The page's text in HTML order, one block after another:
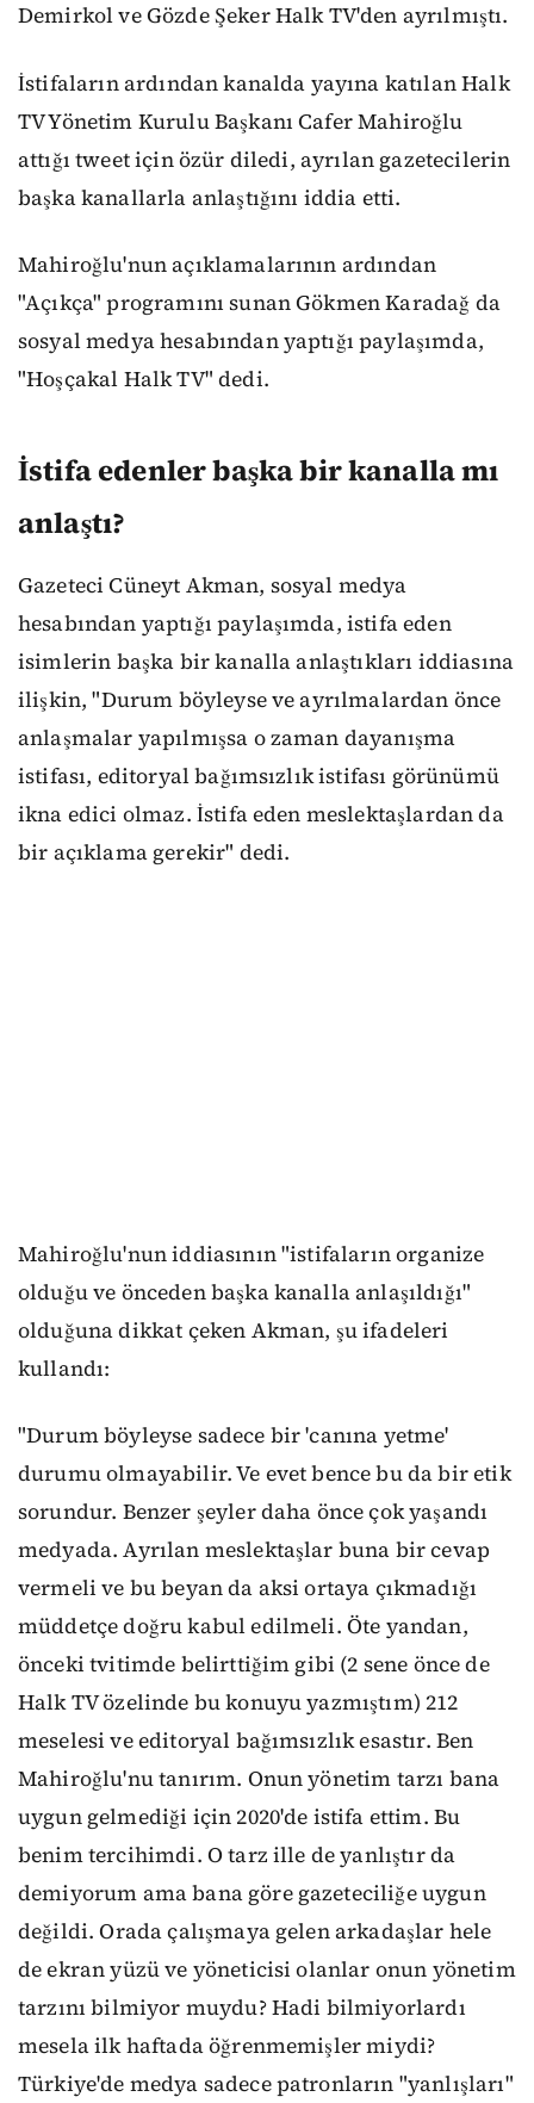
Demirkol ve Gözde Şeker Halk TV'den ayrılmıştı.
İstifaların ardından kanalda yayına katılan Halk
TV Yönetim Kurulu Başkanı Cafer Mahiroğlu
attığı tweet için özür diledi, ayrılan gazetecilerin
başka kanallarla anlaştığını iddia etti.
Mahiroğlu'nun açıklamalarının ardından
"Açıkça" programını sunan Gökmen Karadağ da
sosyal medya hesabından yaptığı paylaşımda,
"Hoşçakal Halk TV" dedi.
İstifa edenler başka bir kanalla mı
anlaştı?
Gazeteci Cüneyt Akman, sosyal medya
hesabından yaptığı paylaşımda, istifa eden
isimlerin başka bir kanalla anlaştıkları iddiasına
ilişkin, "Durum böyleyse ve ayrılmalardan önce
anlaşmalar yapılmışsa o zaman dayanışma
istifası, editoryal bağımsızlık istifası görünümü
ikna edici olmaz. İstifa eden meslektaşlardan da
bir açıklama gerekir" dedi.
Mahiroğlu'nun iddiasının "istifaların organize
olduğu ve önceden başka kanalla anlaşıldığı"
olduğuna dikkat çeken Akman, şu ifadeleri
kullandı:
"Durum böyleyse sadece bir 'canına yetme'
durumu olmayabilir. Ve evet bence bu da bir etik
sorundur. Benzer şeyler daha önce çok yaşandı
medyada. Ayrılan meslektaşlar buna bir cevap
vermeli ve bu beyan da aksi ortaya çıkmadığı
müddetçe doğru kabul edilmeli. Öte yandan,
önceki tvitimde belirttiğim gibi (2 sene önce de
Halk TV özelinde bu konuyu yazmıştım) 212
meselesi ve editoryal bağımsızlık esastır. Ben
Mahiroğlu'nu tanırım. Onun yönetim tarzı bana
uygun gelmediği için 2020'de istifa ettim. Bu
benim tercihimdi. O tarz ille de yanlıştır da
demiyorum ama bana göre gazeteciliğe uygun
değildi. Orada çalışmaya gelen arkadaşlar hele
de ekran yüzü ve yöneticisi olanlar onun yönetim
tarzını bilmiyor muydu? Hadi bilmiyorlardı
mesela ilk haftada öğrenmemişler miydi?
Türkiye'de medya sadece patronların "yanlışları"